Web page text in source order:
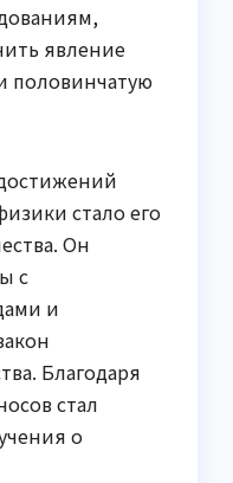
явление
половинчатую
стало его
Он
с
и
Благодаря
стал
о